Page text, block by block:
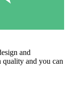
and
and you can